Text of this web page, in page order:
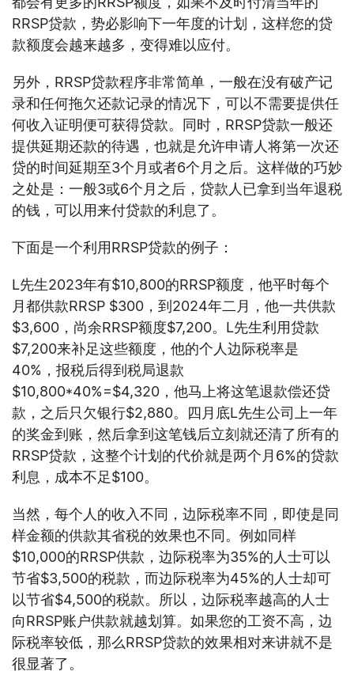
RRSP贷款，势必影响下一年度的计划，这样您的贷
款额度会越来越多，变得难以应付。
另外，RRSP贷款程序非常简单，一般在没有破产记
录和任何拖欠还款记录的情况下，可以不需要提供任
何收入证明便可获得贷款。同时，RRSP贷款一般还
提供延期还款的待遇，也就是允许申请人将第一次还
贷的时间延期至3个月或者6个月之后。这样做的巧妙
之处是：一般3或6个月之后，贷款人已拿到当年退税
的钱，可以用来付贷款的利息了。
下面是一个利用RRSP贷款的例子：
L先生2023年有$10,800的RRSP额度，他平时每个
月都供款RRSP $300，到2024年二月，他一共供款
$3,600，尚余RRSP额度$7,200。L先生利用贷款
$7,200来补足这些额度，他的个人边际税率是
40%，报税后得到税局退款
$10,800*40%=$4,320，他马上将这笔退款偿还贷
款，之后只欠银行$2,880。四月底L先生公司上一年
的奖金到账，然后拿到这笔钱后立刻就还清了所有的
RRSP贷款，这整个计划的代价就是两个月6%的贷款
利息，成本不足$100。
当然，每个人的收入不同，边际税率不同，即使是同
样金额的供款其省税的效果也不同。例如同样
$10,000的RRSP供款，边际税率为35%的人士可以
节省$3,500的税款，而边际税率为45%的人士却可
以节省$4,500的税款。所以，边际税率越高的人士
向RRSP账户供款就越划算。如果您的工资不高，边
际税率较低，那么RRSP贷款的效果相对来讲就不是
很显著了。